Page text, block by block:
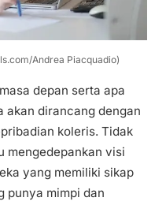
Andrea Piacquadio)
depan serta apa
akan dirancang dengan
koleris. Tidak
mengedepankan visi
yang memiliki sikap
punya mimpi dan